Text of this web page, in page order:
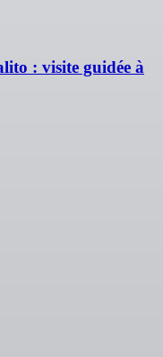
: visite guidée à